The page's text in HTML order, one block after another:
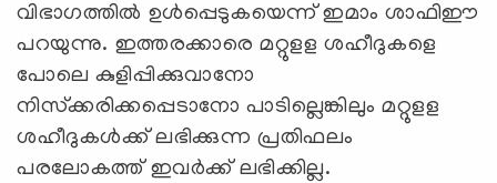
വിഭാഗത്തിൽ ഉൾപ്പെടുകയെന്ന് ഇമാം ശാഫിഈ
പറയുന്നു. ഇത്തരക്കാരെ മറ്റുളള ശഹീദുകളെ
പോലെ കുളിപ്പിക്കുവാനോ
നിസ്‌ക്കരിക്കപ്പെടാനോ പാടില്ലെങ്കിലും മറ്റുളള
ശഹീദുകൾക്ക് ലഭിക്കുന്ന പ്രതിഫലം
പരലോകത്ത് ഇവർക്ക് ലഭിക്കില്ല.